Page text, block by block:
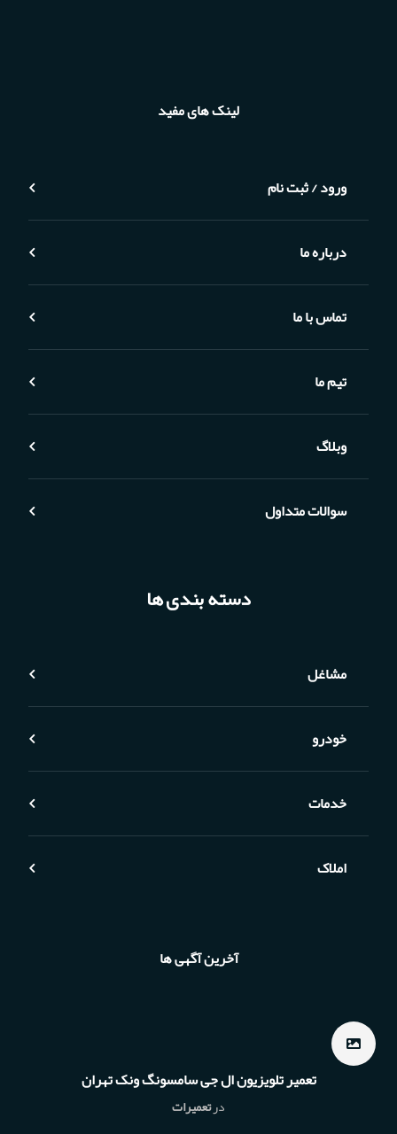
لینک های مفید
ورود / ثبت نام
درباره ما
تماس با ما
تیم ما
وبلاگ
سوالات متداول
دسته بندی ها
مشاغل
خودرو
خدمات
املاک
آخرین آگهی ها
تعمیر تلویزیون ال جی سامسونگ ونک تهران
درتعمیرات